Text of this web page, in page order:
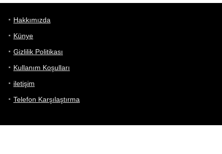
Hakkımızda
Künye
Gizlilik Politikası
Kullanım Koşulları
iletişim
Telefon Karşılaştırma
Bizi takip edin!